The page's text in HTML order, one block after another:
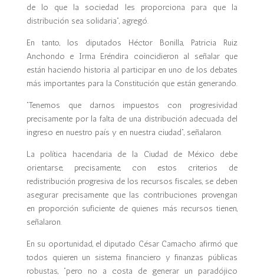
de lo que la sociedad les proporciona para que la
distribución sea solidaria”, agregó.
En tanto, los diputados Héctor Bonilla, Patricia Ruiz
Anchondo e Irma Eréndira coincidieron al señalar que
están haciendo historia al participar en uno de los debates
más importantes para la Constitución que están generando.
“Tenemos que darnos impuestos con progresividad
precisamente por la falta de una distribución adecuada del
ingreso en nuestro país y en nuestra ciudad”, señalaron.
La política hacendaria de la Ciudad de México debe
orientarse, precisamente, con estos criterios de
redistribución progresiva de los recursos fiscales, se deben
asegurar precisamente que las contribuciones provengan
en proporción suficiente de quienes más recursos tienen,
señalaron.
En su oportunidad, el diputado César Camacho afirmó que
todos quieren un sistema financiero y finanzas públicas
robustas, “pero no a costa de generar un paradójico